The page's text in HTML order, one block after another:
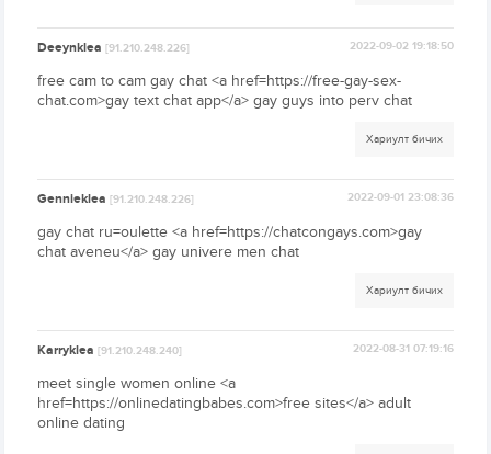
Deeynklea[91.210.248.226] 2022-09-02 19:18:50
free cam to cam gay chat <a href=https://free-gay-sex-
chat.com>gay text chat app</a> gay guys into perv chat
Хариулт бичих
Gennieklea[91.210.248.226] 2022-09-01 23:08:36
gay chat ru=oulette <a href=https://chatcongays.com>gay
chat aveneu</a> gay univere men chat
Хариулт бичих
Karryklea[91.210.248.240] 2022-08-31 07:19:16
meet single women online <a
href=https://onlinedatingbabes.com>free sites</a> adult
online dating